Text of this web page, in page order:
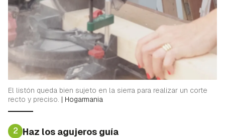
El listón queda bien sujeto en la sierra para realizar un corte
recto y preciso. | Hogarmania
2 Haz los agujeros guía